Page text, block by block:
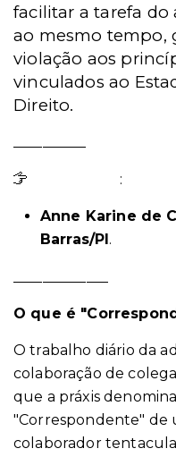
facilitar a tarefa do
ao mesmo tempo,
violação aos
vinculados ao
Direito.
:
Anne Karine de
Barras/PI.
O que é
O trabalho diário da
colaboração de
que a práxis
"Correspondente" de
colaborador